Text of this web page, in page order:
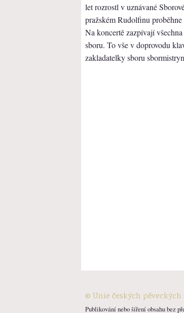
let rozrostl v uznávané
pražském Rudolfinu
Na koncertě zazpívají
sboru. To vše v doprovodu
zakladatelky sboru
© Unie českých pěveckých
Publikování nebo šíření obsahu bez